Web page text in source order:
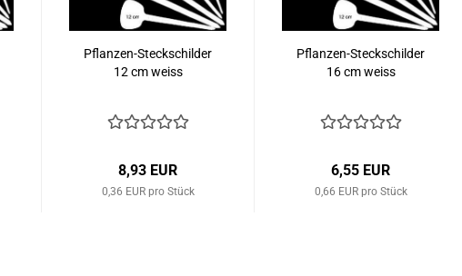
Pflanzen-Steckschilder
12 cm weiss
8,93 EUR
0,36 EUR pro Stück
Pflanzen-Steckschilder
16 cm weiss
6,55 EUR
0,66 EUR pro Stück